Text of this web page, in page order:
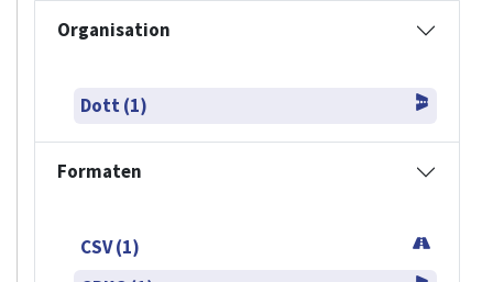
Organisation
Dott (1)
Formaten
CSV (1)